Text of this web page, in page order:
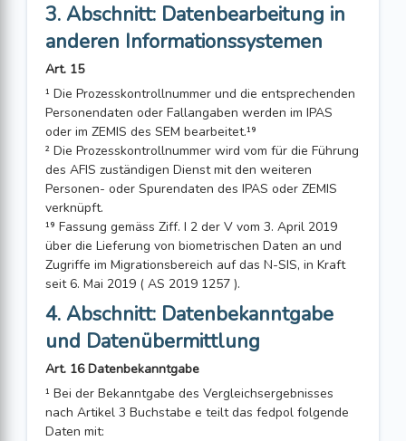
3. Abschnitt: Datenbearbeitung in
anderen Informationssystemen
Art. 15
¹ Die Prozesskontrollnummer und die entsprechenden
Personendaten oder Fallangaben werden im IPAS
oder im ZEMIS des SEM bearbeitet.¹⁹
² Die Prozesskontrollnummer wird vom für die Führung
des AFIS zuständigen Dienst mit den weiteren
Personen- oder Spurendaten des IPAS oder ZEMIS
ver­knüpft.
¹⁹ Fassung gemäss Ziff. I 2 der V vom 3. April 2019
über die Lieferung von biometrischen Daten an und
Zugriffe im Migrationsbereich auf das N-SIS, in Kraft
seit 6. Mai 2019 ( AS 2019 1257 ).
4. Abschnitt: Datenbekanntgabe
und Datenübermittlung
Art. 16 Datenbekanntgabe
¹ Bei der Bekanntgabe des Vergleichsergebnisses
nach Artikel 3 Buchstabe e teilt das fedpol folgende
Daten mit: